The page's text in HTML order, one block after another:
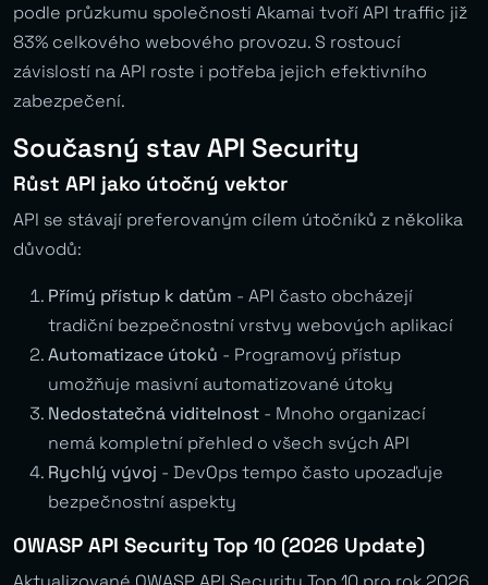
podle průzkumu společnosti Akamai tvoří API traffic již
83% celkového webového provozu. S rostoucí
závislostí na API roste i potřeba jejich efektivního
zabezpečení.
Současný stav API Security
Růst API jako útočný vektor
API se stávají preferovaným cílem útočníků z několika
důvodů:
Přímý přístup k datům - API často obcházejí
tradiční bezpečnostní vrstvy webových aplikací
Automatizace útoků - Programový přístup
umožňuje masivní automatizované útoky
Nedostatečná viditelnost - Mnoho organizací
nemá kompletní přehled o všech svých API
Rychlý vývoj - DevOps tempo často upozaďuje
bezpečnostní aspekty
OWASP API Security Top 10 (2026 Update)